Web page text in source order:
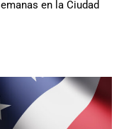
en la Ciudad